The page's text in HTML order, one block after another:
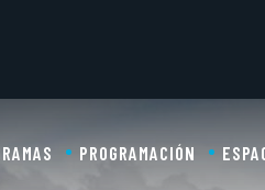
PROGRAMACIÓN